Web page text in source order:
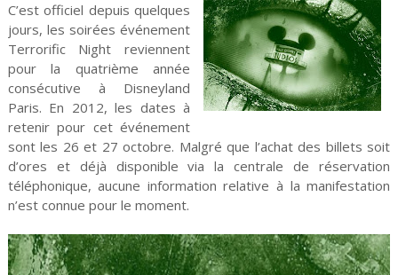
C’est officiel depuis quelques
jours, les soirées événement
Terrorific Night reviennent
pour la quatrième année
consécutive à Disneyland
Paris. En 2012, les dates à
retenir pour cet événement
sont les 26 et 27 octobre. Malgré que l’achat des billets soit
d’ores et déjà disponible via la centrale de réservation
téléphonique, aucune information relative à la manifestation
n’est connue pour le moment.